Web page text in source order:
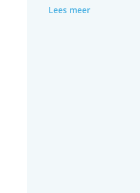
Lees meer